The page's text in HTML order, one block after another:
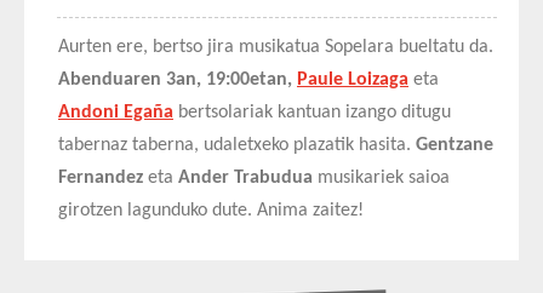
Aurten ere, bertso jira musikatua Sopelara bueltatu da.
Abenduaren 3an, 19:00etan, Paule Loizaga eta
Andoni Egaña bertsolariak kantuan izango ditugu
tabernaz taberna, udaletxeko plazatik hasita. Gentzane
Fernandez eta Ander Trabudua musikariek saioa
girotzen lagunduko dute. Anima zaitez!